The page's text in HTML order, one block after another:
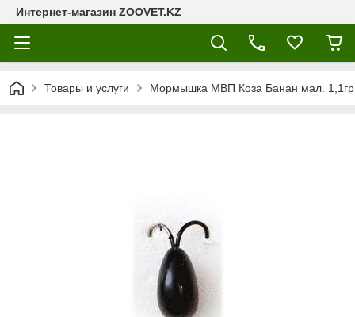
Интернет-магазин ZOOVET.KZ
Товары и услуги Мормышка МВП Коза Банан мал.